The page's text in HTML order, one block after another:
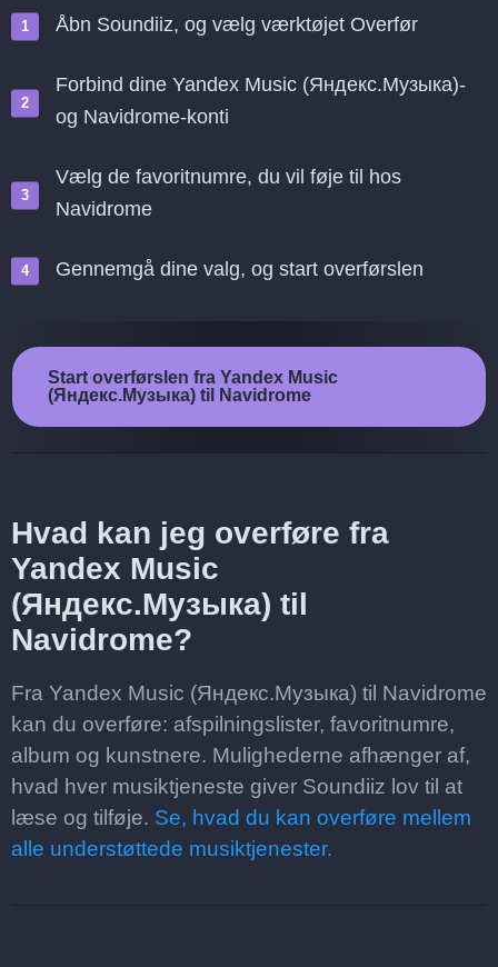
Åbn Soundiiz, og vælg værktøjet Overfør
Forbind dine Yandex Music (Яндекс.Музыка)-
og Navidrome-konti
Vælg de favoritnumre, du vil føje til hos
Navidrome
Gennemgå dine valg, og start overførslen
Start overførslen fra Yandex Music
(Яндекс.Музыка) til Navidrome
Hvad kan jeg overføre fra
Yandex Music
(Яндекс.Музыка) til
Navidrome?
Fra Yandex Music (Яндекс.Музыка) til Navidrome
kan du overføre: afspilningslister, favoritnumre,
album og kunstnere. Mulighederne afhænger af,
hvad hver musiktjeneste giver Soundiiz lov til at
læse og tilføje. Se, hvad du kan overføre mellem
alle understøttede musiktjenester.